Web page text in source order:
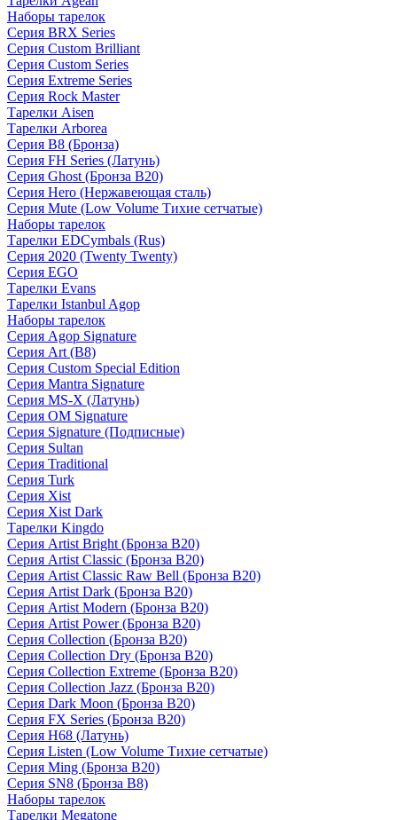
Наборы тарелок
Серия BRX Series
Серия Custom Brilliant
Серия Custom Series
Серия Extreme Series
Серия Rock Master
Тарелки Aisen
Тарелки Arborea
Серия B8 (Бронза)
Серия FH Series (Латунь)
Серия Ghost (Бронза B20)
Серия Hero (Нержавеющая сталь)
Серия Mute (Low Volume Тихие сетчатые)
Наборы тарелок
Тарелки EDCymbals (Rus)
Серия 2020 (Twenty Twenty)
Серия EGO
Тарелки Evans
Тарелки Istanbul Agop
Наборы тарелок
Серия Agop Signature
Серия Art (B8)
Серия Custom Special Edition
Серия Mantra Signature
Серия MS-X (Латунь)
Серия OM Signature
Серия Signature (Подписные)
Серия Sultan
Серия Traditional
Серия Turk
Серия Xist
Серия Xist Dark
Тарелки Kingdo
Серия Artist Bright (Бронза B20)
Серия Artist Classic (Бронза B20)
Серия Artist Classic Raw Bell (Бронза B20)
Серия Artist Dark (Бронза B20)
Серия Artist Modern (Бронза B20)
Серия Artist Power (Бронза B20)
Серия Collection (Бронза B20)
Серия Collection Dry (Бронза B20)
Серия Collection Extreme (Бронза B20)
Серия Collection Jazz (Бронза B20)
Серия Dark Moon (Бронза B20)
Серия FX Series (Бронза B20)
Серия H68 (Латунь)
Серия Listen (Low Volume Тихие сетчатые)
Серия Ming (Бронза B20)
Серия SN8 (Бронза B8)
Наборы тарелок
Тарелки Megatone